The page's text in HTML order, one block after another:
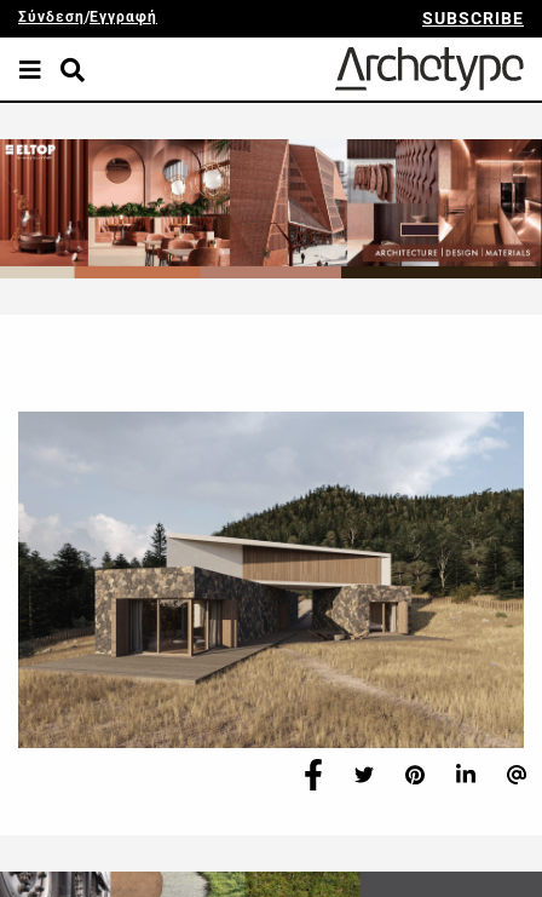
Σύνδεση/Εγγραφή SUBSCRIBE